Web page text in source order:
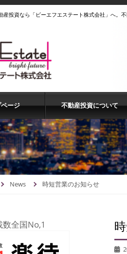
産投資なら「ビーエフエステート株式会社」へ。
ージ 不動産投資について
News 時短営業のお知らせ
数全国No,1